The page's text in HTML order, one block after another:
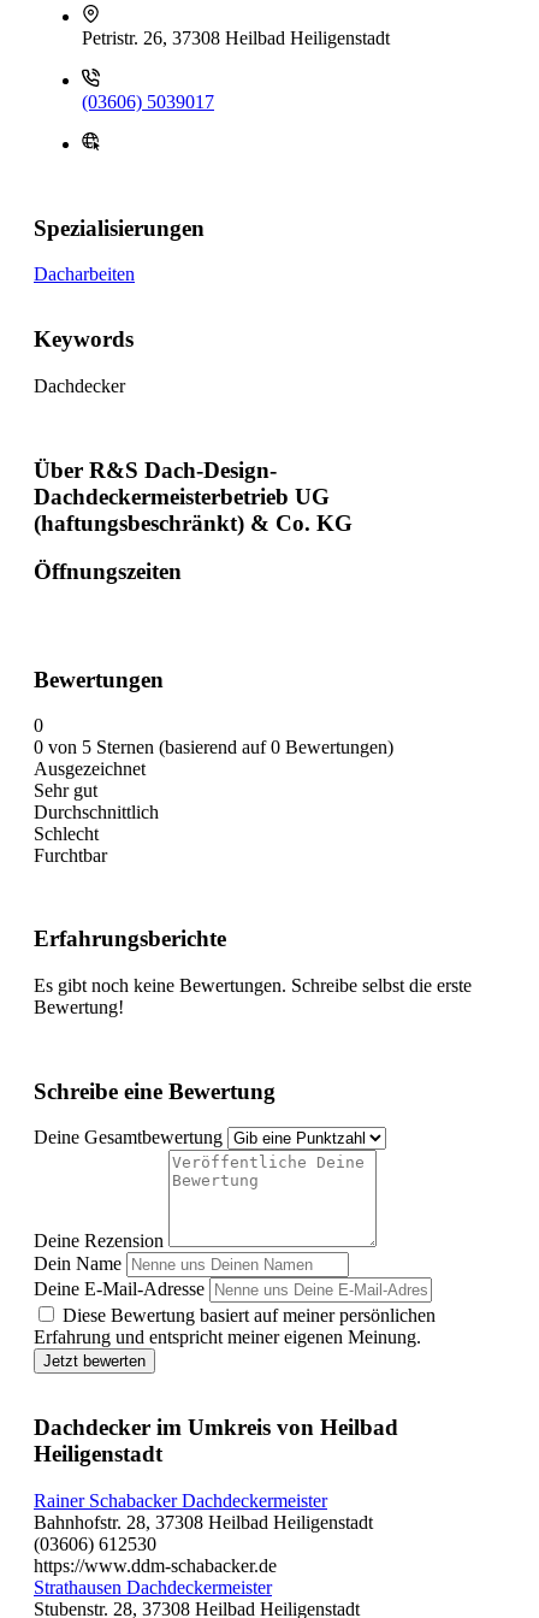
Petristr. 26, 37308 Heilbad Heiligenstadt
(03606) 5039017
Spezialisierungen
Dacharbeiten
Keywords
Dachdecker
Über R&S Dach-Design-
Dachdeckermeisterbetrieb UG
(haftungsbeschränkt) & Co. KG
Öffnungszeiten
Bewertungen
0
0 von 5 Sternen (basierend auf 0 Bewertungen)
Ausgezeichnet
Sehr gut
Durchschnittlich
Schlecht
Furchtbar
Erfahrungsberichte
Es gibt noch keine Bewertungen. Schreibe selbst die erste
Bewertung!
Schreibe eine Bewertung
Deine Gesamtbewertung
Deine Rezension
Dein Name
Deine E-Mail-Adresse
Diese Bewertung basiert auf meiner persönlichen
Erfahrung und entspricht meiner eigenen Meinung.
Jetzt bewerten
Dachdecker im Umkreis von Heilbad
Heiligenstadt
Rainer Schabacker Dachdeckermeister
Bahnhofstr. 28, 37308 Heilbad Heiligenstadt
(03606) 612530
https://www.ddm-schabacker.de
Strathausen Dachdeckermeister
Stubenstr. 28, 37308 Heilbad Heiligenstadt